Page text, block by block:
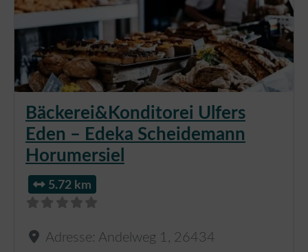
Bäckerei&Konditorei Ulfers
Eden – Edeka Scheidemann
Horumersiel
5.72 km
Adresse: Andelweg 1 , 26434